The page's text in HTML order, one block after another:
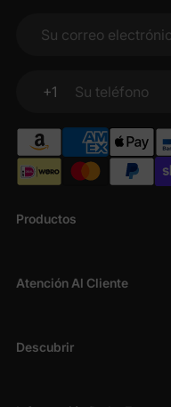
Productos
Atención Al Cliente
Descubrir
Su correo electrónico
+1
Su teléfono